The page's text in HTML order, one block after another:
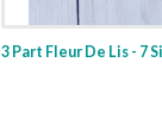
3 Part Fleur De Lis - 7